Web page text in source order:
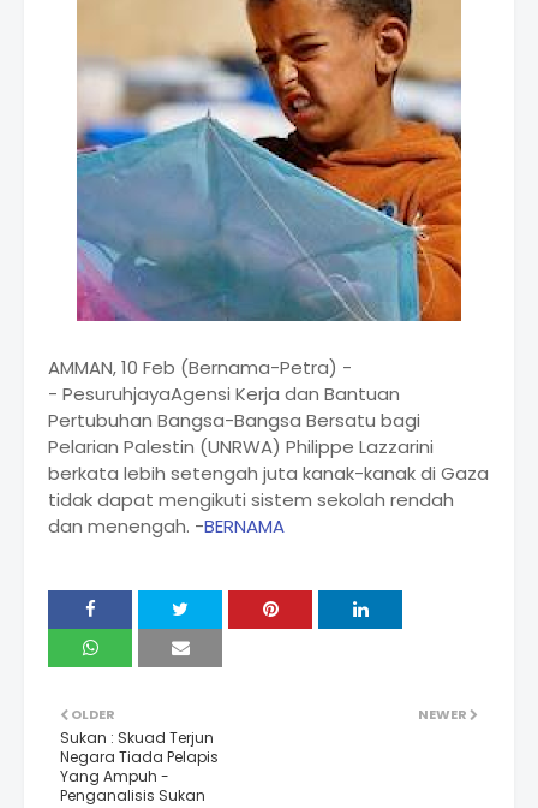
AMMAN, 10 Feb (Bernama-Petra) -
- PesuruhjayaAgensi Kerja dan Bantuan
Pertubuhan Bangsa-Bangsa Bersatu bagi
Pelarian Palestin (UNRWA) Philippe Lazzarini
berkata lebih setengah juta kanak-kanak di Gaza
tidak dapat mengikuti sistem sekolah rendah
dan menengah. -BERNAMA
NEWER
OLDER
Sukan : Skuad Terjun
Negara Tiada Pelapis
Yang Ampuh -
Penganalisis Sukan